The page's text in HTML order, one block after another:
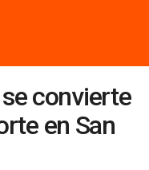
se convierte
en San